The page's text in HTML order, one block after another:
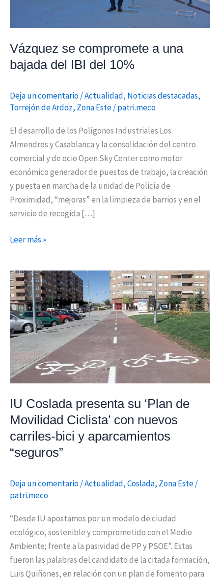
Vázquez se compromete a una
bajada del IBI del 10%
Deja un comentario/Actualidad, Noticias destacadas,
Torrejón de Ardoz, Zona Este/patri.meco
El desarrollo de los Polígonos Industriales Los
Almendros y Casablanca y la consolidación del centro
comercial y de ocio Open Sky Center como motor
económico generador de puestos de trabajo, la creación
y puesta en marcha de la unidad de Policía de
Proximidad, “mejoras” en la limpieza de barrios y en el
servicio de recogida […]
Leer más »
IU Coslada presenta su ‘Plan de
Movilidad Ciclista’ con nuevos
carriles-bici y aparcamientos
“seguros”
Deja un comentario/Actualidad,Coslada, Zona Este/
patri.meco
“Desde IU apostamos por un modelo de ciudad
ecológico, sostenible y comprometido con el Medio
Ambiente; frente a la pasividad de PP y PSOE”. Estas
fueron las palabras del candidato de la citada formación,
Luis Quiñones, en relación con un plan de fomento para
IU
Coslada
presenta
su
‘Plan
de
Movilidad
Ciclista’
nuevos
carriles-
y
aparcamientos